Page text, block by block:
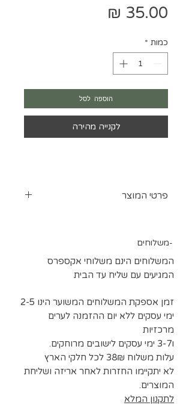
כמות *
הוספה לסל
לקנייה מהירה
פרטי המוצר
נוספים בתיאום
גובה בד 150 ס"מ
בהזמנה של מוצרים אחרים ניתן לצרף
משלוחים-
המשלוחים הינם משלוחי אקספרס
המגיעים עם שליח עד הבית
זמן אספקת המשלוחים המשוער הינו 2-5
ימי עסקים ללא יום ההזמנה לערים
מרכזיות
ו3-7 ימי עסקים לישובים מרוחקים.
עלות משלוח 38₪ לכל חלקי הארץ
לא יתקיימו החזרות לאחר אריזה ושליחת
המוצרים.
לתקנון המלא